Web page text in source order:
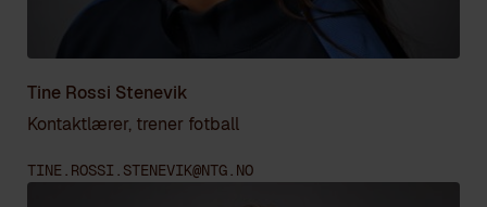
Tine Rossi Stenevik
Kontaktlærer, trener fotball
TINE.ROSSI.STENEVIK@NTG.NO